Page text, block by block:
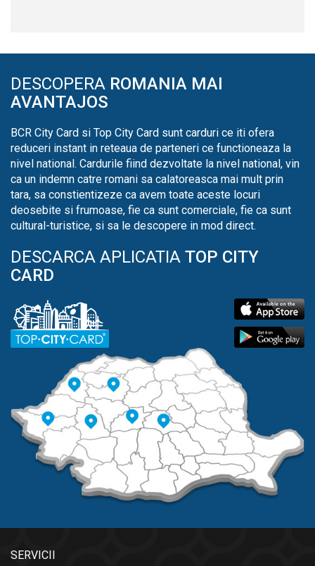
DESCOPERA ROMANIA MAI
AVANTAJOS
BCR City Card si Top City Card sunt carduri ce iti ofera
reduceri instant in reteaua de parteneri ce functioneaza la
nivel national. Cardurile fiind dezvoltate la nivel national, vin
ca un indemn catre romani sa calatoreasca mai mult prin
tara, sa constientizeze ca avem toate aceste locuri
deosebite si frumoase, fie ca sunt comerciale, fie ca sunt
cultural-turistice, si sa le descopere in mod direct.
DESCARCA APLICATIA TOP CITY
CARD
SERVICII